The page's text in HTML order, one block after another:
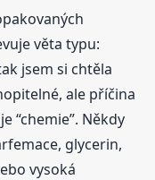
věta typu:
jsem si chtěla
ale příčina
“chemie”. Někdy
glycerin,
vysoká